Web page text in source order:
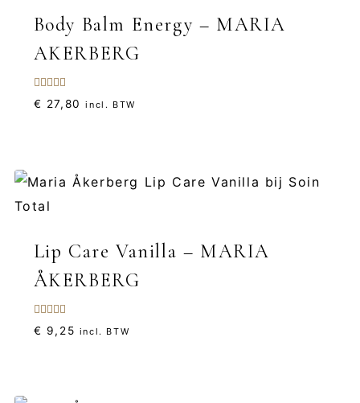
Body Balm Energy – MARIA
AKERBERG
Gewaardeerd
4.75
€ 27,80 incl. BTW
Lip Care Vanilla – MARIA
ÅKERBERG
Gewaardeerd
4.50
€ 9,25 incl. BTW